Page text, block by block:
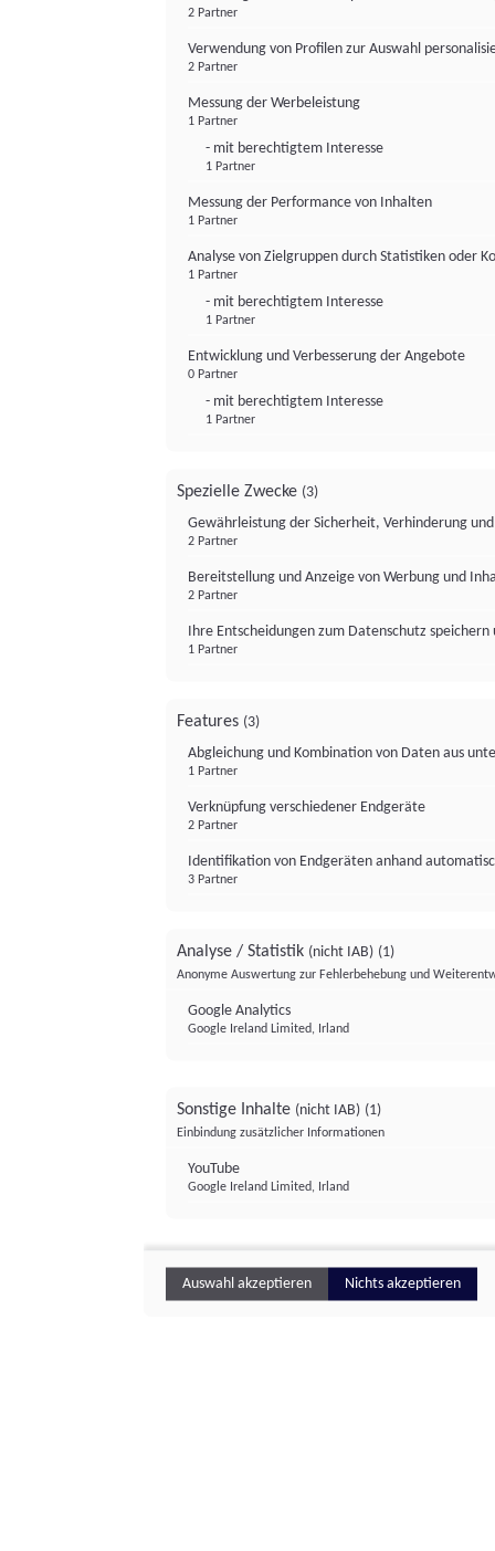
2 Partner
Verwendung von Profilen zur Auswahl
2 Partner
Messung der Werbeleistung
1 Partner
- mit berechtigtem Interesse
1 Partner
Messung der Performance von Inhalten
1 Partner
Analyse von Zielgruppen durch Statistiken oder
1 Partner
- mit berechtigtem Interesse
1 Partner
Entwicklung und Verbesserung der Angebote
0 Partner
- mit berechtigtem Interesse
1 Partner
Spezielle Zwecke (3)
Gewährleistung der Sicherheit, Verhinderung
2 Partner
Bereitstellung und Anzeige von Werbung und
2 Partner
Ihre Entscheidungen zum Datenschutz
1 Partner
Features (3)
Abgleichung und Kombination von Daten aus
1 Partner
Verknüpfung verschiedener Endgeräte
2 Partner
Identifikation von Endgeräten anhand
3 Partner
Analyse / Statistik (nicht IAB) (1)
Anonyme Auswertung zur Fehlerbehebung und
Google Analytics
Google Ireland Limited, Irland
Sonstige Inhalte (nicht IAB) (1)
Einbindung zusätzlicher Informationen
YouTube
Google Ireland Limited, Irland
Auswahl akzeptieren Nichts akzeptieren